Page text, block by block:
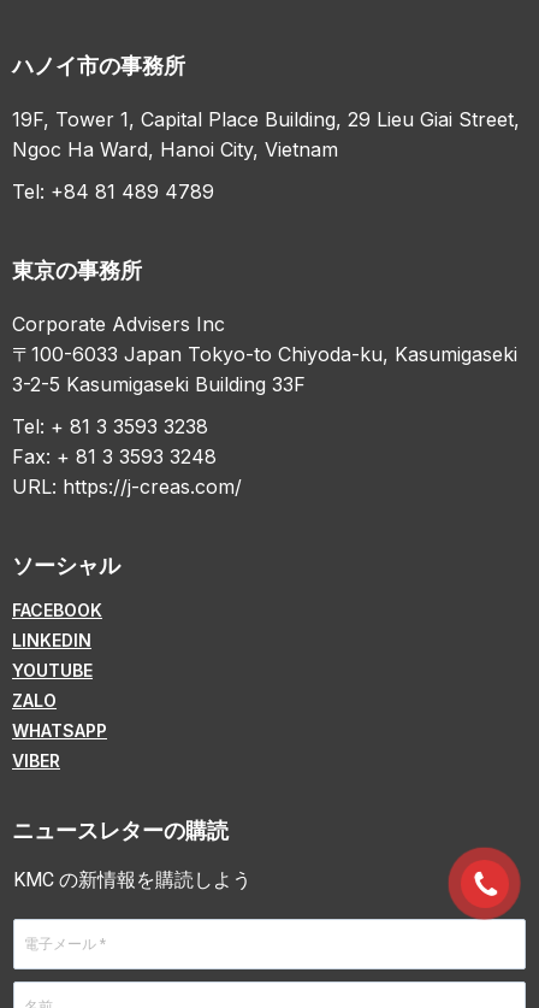
ハノイ市の事務所
19F, Tower 1, Capital Place Building, 29 Lieu Giai Street,
Ngoc Ha Ward, Hanoi City, Vietnam
Tel: +84 81 489 4789
東京の事務所
Corporate Advisers Inc
〒100-6033 Japan Tokyo-to Chiyoda-ku, Kasumigaseki
3-2-5 Kasumigaseki Building 33F
Tel: + 81 3 3593 3238
Fax: + 81 3 3593 3248
URL: https://j-creas.com/
ソーシャル
FACEBOOK
LINKEDIN
YOUTUBE
ZALO
WHATSAPP
VIBER
ニュースレターの購読
KMC の新情報を購読しよう